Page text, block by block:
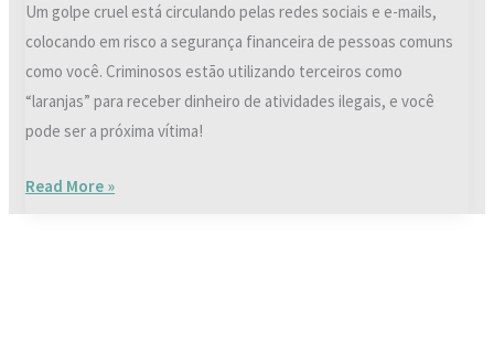
Um golpe cruel está circulando pelas redes sociais e e-mails,
colocando em risco a segurança financeira de pessoas comuns
como você. Criminosos estão utilizando terceiros como
“laranjas” para receber dinheiro de atividades ilegais, e você
pode ser a próxima vítima!
Read More »